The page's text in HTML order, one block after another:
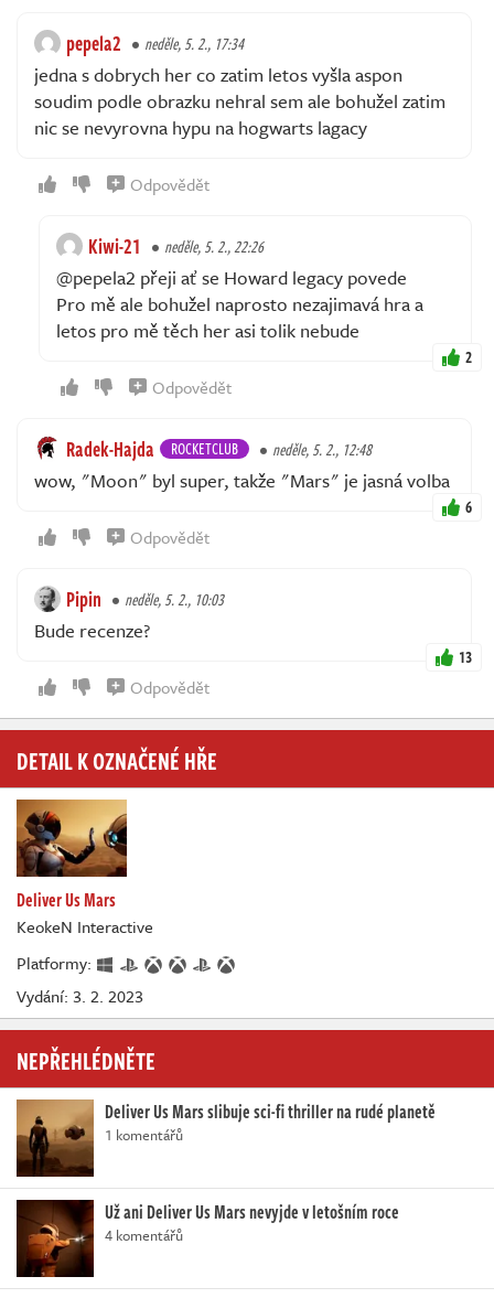
pepela2 neděle, 5. 2., 17:34
jedna s dobrych her co zatim letos vyšla aspon
soudim podle obrazku nehral sem ale bohužel zatim
nic se nevyrovna hypu na hogwarts lagacy
Odpovědět
Kiwi-21 neděle, 5. 2., 22:26
@pepela2 přeji ať se Howard legacy povede
Pro mě ale bohužel naprosto nezajimavá hra a
letos pro mě těch her asi tolik nebude
2
Odpovědět
Radek-Hajda ROCKETCLUB neděle, 5. 2., 12:48
wow, "Moon" byl super, takže "Mars" je jasná volba
6
Odpovědět
Pipin neděle, 5. 2., 10:03
Bude recenze?
13
Odpovědět
DETAIL K OZNAČENÉ HŘE
Deliver Us Mars
KeokeN Interactive
Platformy:
Vydání: 3. 2. 2023
NEPŘEHLÉDNĚTE
Deliver Us Mars slibuje sci-fi thriller na rudé planetě
1 komentářů
Už ani Deliver Us Mars nevyjde v letošním roce
4 komentářů